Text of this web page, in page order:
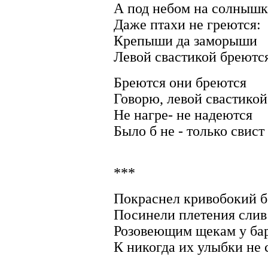
А под небом на
Даже птахи не греются:
Крепыши да заморыши
Левой свастикой
Бреются они бреются
Говорю, левой свастикой
Не нагре- не надеются
Было б не - только свист
***
Покраснел кривобокий
Посинели плетения слив
Розовеющим щекам у
К никогда их улыбки не